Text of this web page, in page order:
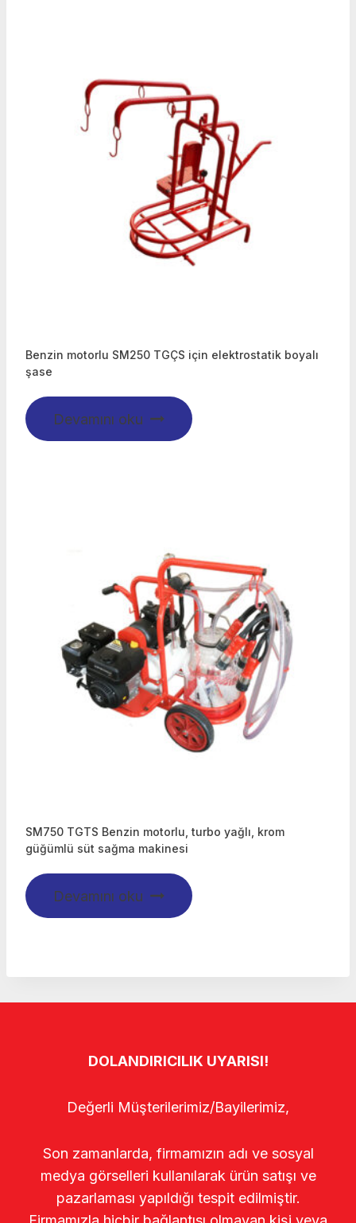
Benzin motorlu SM250 TGÇS için elektrostatik boyalı
şase
Devamını oku
SM750 TGTS Benzin motorlu, turbo yağlı, krom
güğümlü süt sağma makinesi
Devamını oku
DOLANDIRICILIK UYARISI!
Değerli Müşterilerimiz/Bayilerimiz,
Son zamanlarda, firmamızın adı ve sosyal
medya görselleri kullanılarak ürün satışı ve
pazarlaması yapıldığı tespit edilmiştir.